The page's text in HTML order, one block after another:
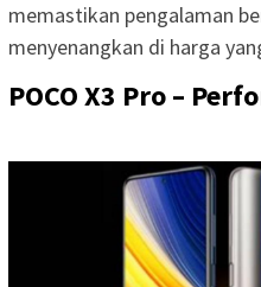
memastikan pengalaman
menyenangkan di harga
POCO X3 Pro –